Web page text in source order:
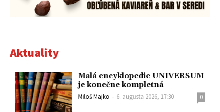
Aktuality
Malá encyklopedie UNIVERSUM
je konečne kompletná
Miloš Majko - 6. augusta 2026, 17:30 0